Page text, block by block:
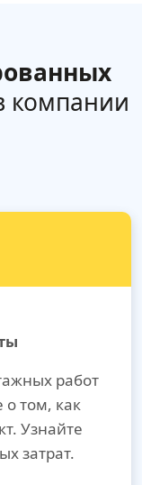
компании
работ
о том, как
Узнайте
затрат.